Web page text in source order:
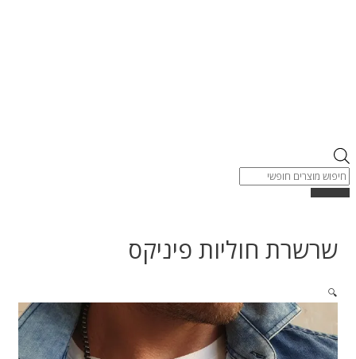
שרשרת חוליות פיניקס
🔍